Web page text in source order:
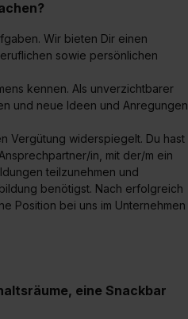
Wir bieten Dir einen
sowie persönlichen
kennen. Als unverzichtbarer
und neue Ideen und Anregungen
Vergütung widerspiegelt. Du hast
in, mit der/m ein
teilzunehmen und
benötigst. Nach erfolgreich
Position bei uns im Unternehmen
eine Snackbar